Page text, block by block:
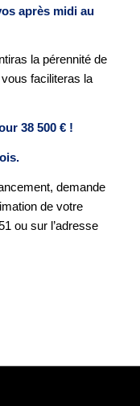
après midi au
la pérennité de
faciliteras la
38 500 € !
demande
de votre
ou sur l’adresse